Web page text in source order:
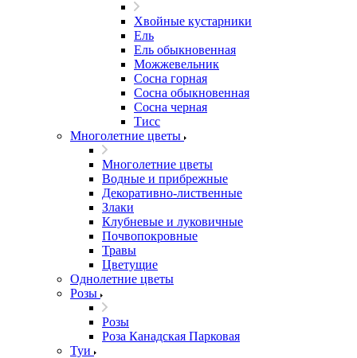
Хвойные кустарники
Ель
Ель обыкновенная
Можжевельник
Сосна горная
Сосна обыкновенная
Сосна черная
Тисс
Многолетние цветы
Многолетние цветы
Водные и прибрежные
Декоративно-лиственные
Злаки
Клубневые и луковичные
Почвопокровные
Травы
Цветущие
Однолетние цветы
Розы
Розы
Роза Канадская Парковая
Туи